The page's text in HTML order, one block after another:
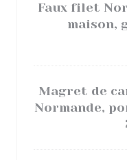
Faux filet
maison,
Magret de
Normande,